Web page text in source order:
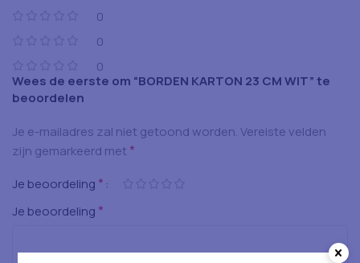
0
0
0
Wees de eerste om “BORDEN KARTON 23 CM WIT” te
beoordelen
Je e-mailadres zal niet getoond worden.Vereiste velden
zijn gemarkeerd met *
Je beoordeling *
Je beoordeling *